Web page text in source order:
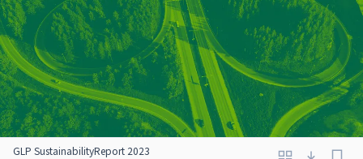
GLP SustainabilityReport 2023